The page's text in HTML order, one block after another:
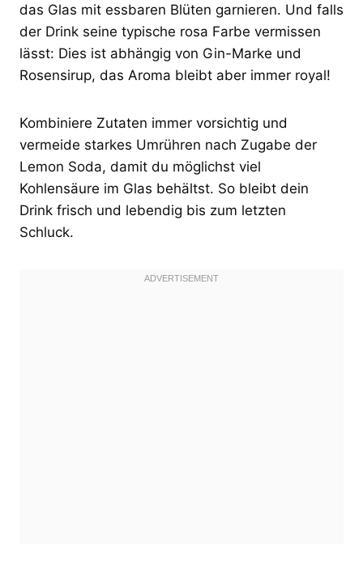
das Glas mit essbaren Blüten garnieren. Und falls
der Drink seine typische rosa Farbe vermissen
lässt: Dies ist abhängig von Gin-Marke und
Rosensirup, das Aroma bleibt aber immer royal!
Kombiniere Zutaten immer vorsichtig und
vermeide starkes Umrühren nach Zugabe der
Lemon Soda, damit du möglichst viel
Kohlensäure im Glas behältst. So bleibt dein
Drink frisch und lebendig bis zum letzten
Schluck.